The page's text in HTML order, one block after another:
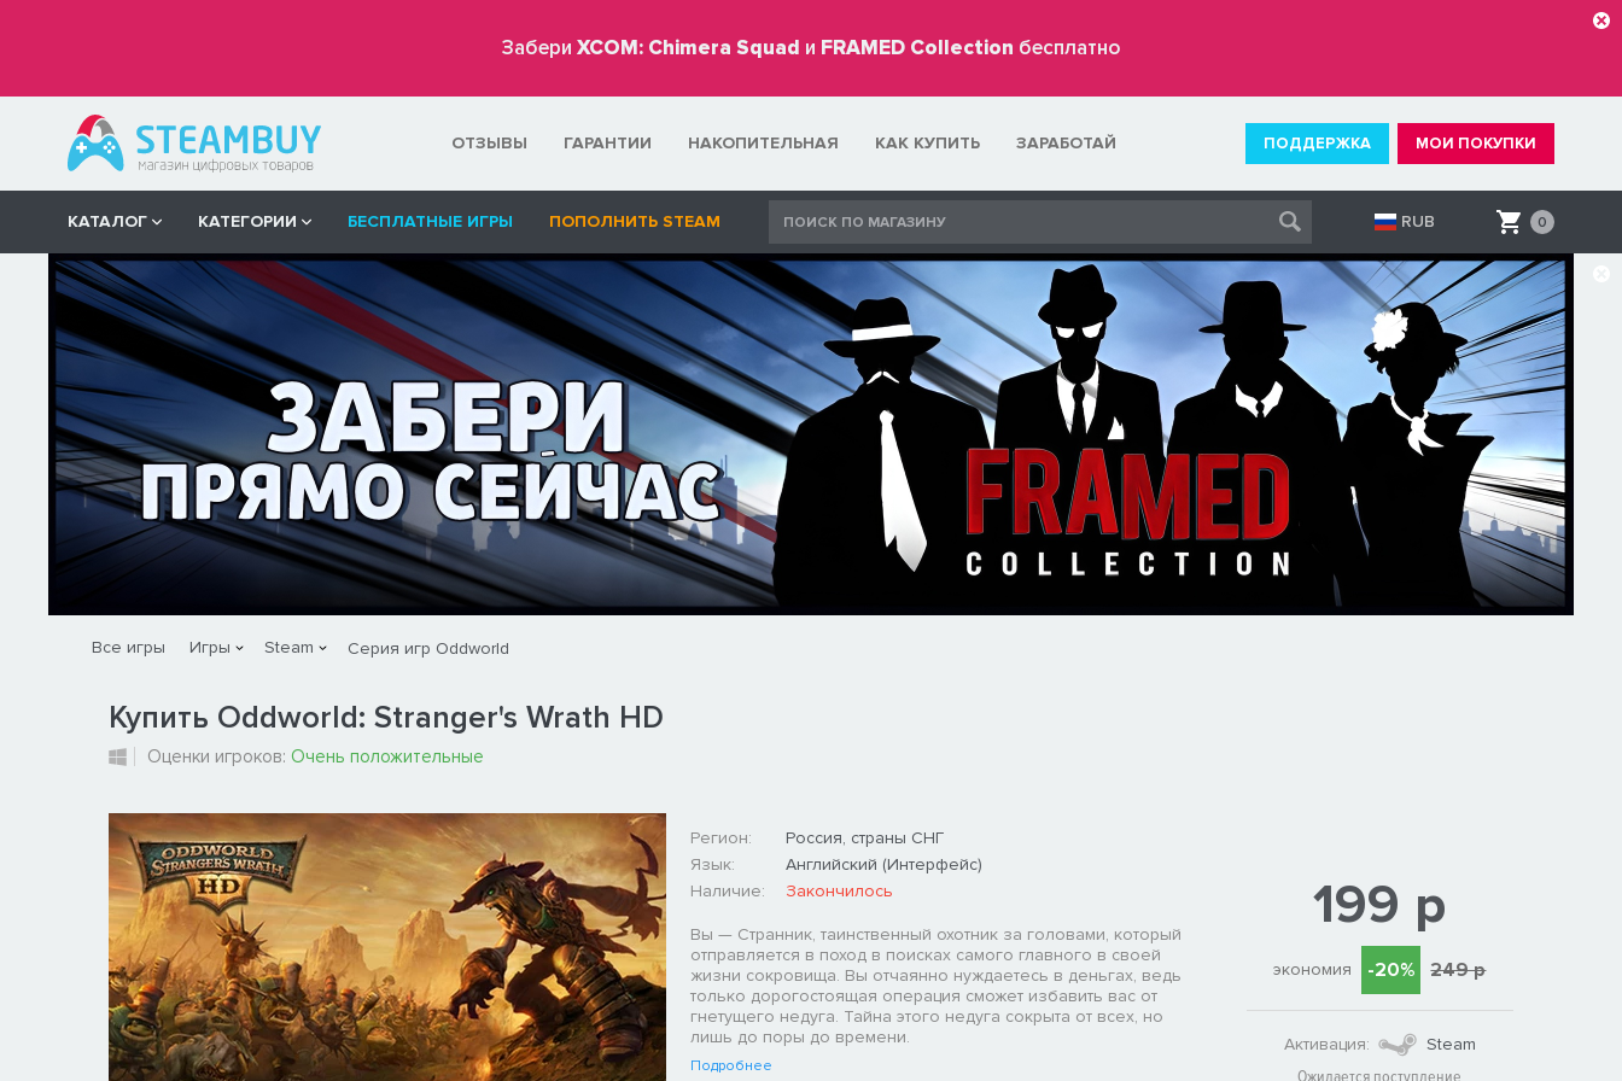
Забери XCOM: Chimera Squad и FRAMED Collection бесплатно
ОТЗЫВЫ ГАРАНТИИ НАКОПИТЕЛЬНАЯ КАК КУПИТЬ ЗАРАБОТАЙ ПОДДЕРЖКА МОИ ПОКУПКИ
КАТАЛОГ КАТЕГОРИИ БЕСПЛАТНЫЕ ИГРЫ ПОПОЛНИТЬ STEAM RUB 0
Все игры Игры Steam Серия игр Oddworld
Купить Oddworld: Stranger's Wrath HD
Оценки игроков: Очень положительные
Регион:
Россия, страны СНГ
Язык:
Английский (Интерфейс)
Наличие:
Закончилось
Вы — Странник, таинственный охотник за головами, который
отправляется в поход в поисках самого главного в своей
жизни сокровища. Вы отчаянно нуждаетесь в деньгах, ведь
только дорогостоящая операция сможет избавить вас от
гнетущего недуга. Тайна этого недуга сокрыта от всех, но
лишь до поры до времени.
Подробнее
199 р
экономия -20% 249 р
Активация:
Steam
Ожидается поступление